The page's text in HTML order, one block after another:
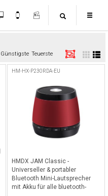
Günstigste Teuerste
HM-HX-P230RDA-EU
HMDX JAM Classic -
Universeller & portabler
Bluetooth Mini-Lautsprecher
mit Akku für alle bluetooth-